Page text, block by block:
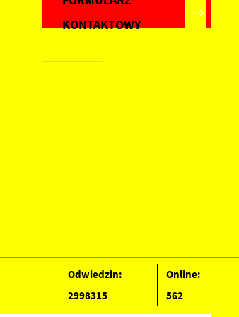
KONTAKTOWY
Odwiedzin:
2998315
Online:
562